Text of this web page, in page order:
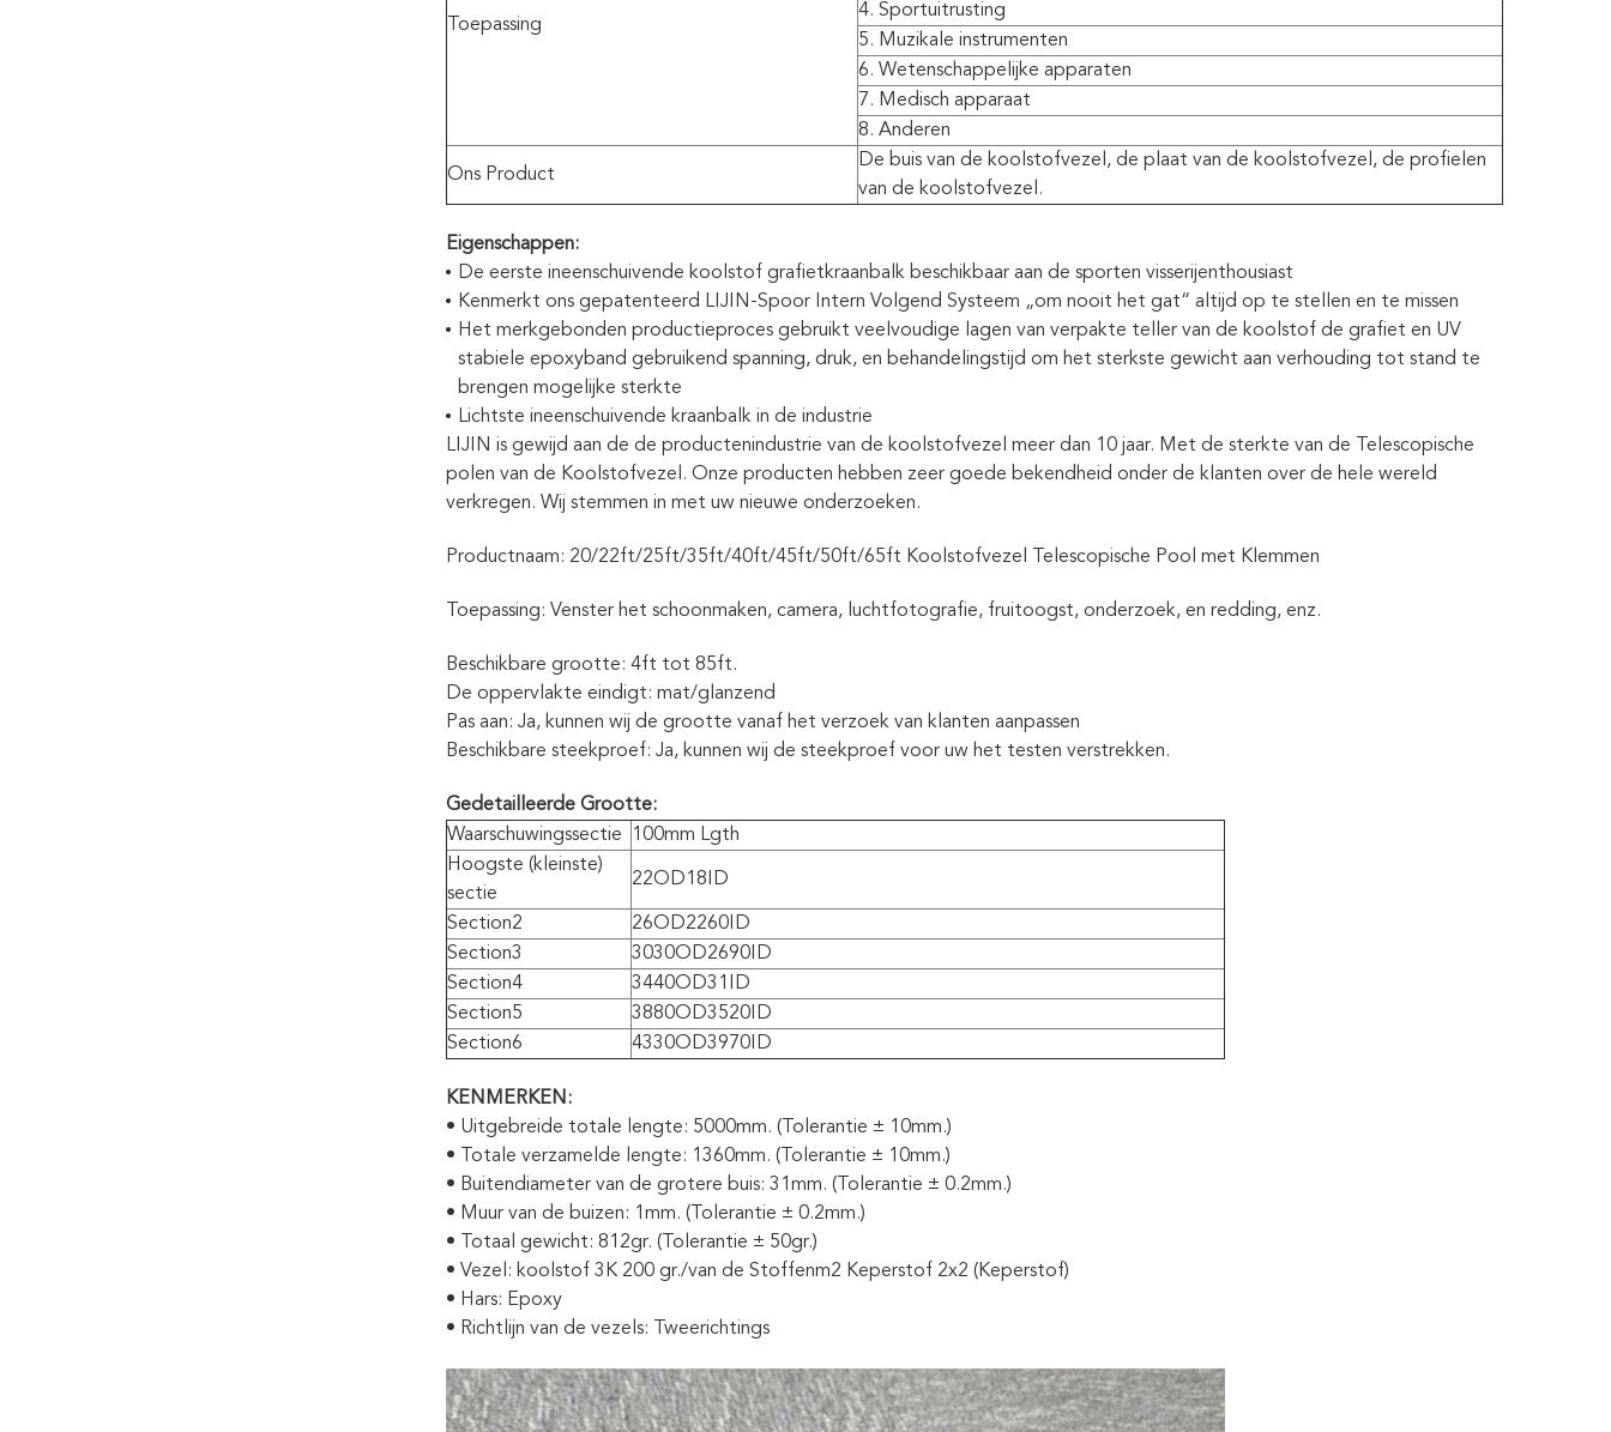
Toepassing
4. Sportuitrusting
5. Muzikale instrumenten
6. Wetenschappelijke apparaten
7. Medisch apparaat
8. Anderen
Ons Product
De buis van de koolstofvezel, de plaat van de koolstofvezel, de profielen
van de koolstofvezel.
Eigenschappen:
De eerste ineenschuivende koolstof grafietkraanbalk beschikbaar aan de sporten visserijenthousiast
Kenmerkt ons gepatenteerd LIJIN-Spoor Intern Volgend Systeem „om nooit het gat“ altijd op te stellen en te missen
Het merkgebonden productieproces gebruikt veelvoudige lagen van verpakte teller van de koolstof de grafiet en UV
stabiele epoxyband gebruikend spanning, druk, en behandelingstijd om het sterkste gewicht aan verhouding tot stand te
brengen mogelijke sterkte
Lichtste ineenschuivende kraanbalk in de industrie
LIJIN is gewijd aan de de productenindustrie van de koolstofvezel meer dan 10 jaar. Met de sterkte van de Telescopische
polen van de Koolstofvezel. Onze producten hebben zeer goede bekendheid onder de klanten over de hele wereld
verkregen. Wij stemmen in met uw nieuwe onderzoeken.
Productnaam: 20/22ft/25ft/35ft/40ft/45ft/50ft/65ft Koolstofvezel Telescopische Pool met Klemmen
Toepassing: Venster het schoonmaken, camera, luchtfotografie, fruitoogst, onderzoek, en redding, enz.
Beschikbare grootte: 4ft tot 85ft.
De oppervlakte eindigt: mat/glanzend
Pas aan: Ja, kunnen wij de grootte vanaf het verzoek van klanten aanpassen
Beschikbare steekproef: Ja, kunnen wij de steekproef voor uw het testen verstrekken.
Gedetailleerde Grootte:
Waarschuwingssectie
100mm Lgth
Hoogste (kleinste)
sectie
22OD18ID
Section2
26OD2260ID
Section3
3030OD2690ID
Section4
3440OD31ID
Section5
3880OD3520ID
Section6
4330OD3970ID
KENMERKEN:
• Uitgebreide totale lengte: 5000mm. (Tolerantie ± 10mm.)
• Totale verzamelde lengte: 1360mm. (Tolerantie ± 10mm.)
• Buitendiameter van de grotere buis: 31mm. (Tolerantie ± 0.2mm.)
• Muur van de buizen: 1mm. (Tolerantie ± 0.2mm.)
• Totaal gewicht: 812gr. (Tolerantie ± 50gr.)
• Vezel: koolstof 3K 200 gr./van de Stoffenm2 Keperstof 2x2 (Keperstof)
• Hars: Epoxy
• Richtlijn van de vezels: Tweerichtings